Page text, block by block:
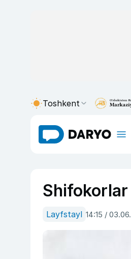
Toshkent
Shifokorlar
Layfstayl 14:15 /